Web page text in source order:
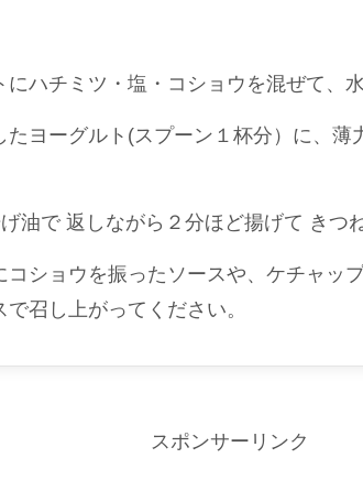
にハチミツ・塩・コショウを混ぜて、
たヨーグルト(スプーン１杯分）に、薄
油で 返しながら２分ほど揚げて きつ
コショウを振ったソースや、ケチャッ
召し上がってください。
スポンサーリンク